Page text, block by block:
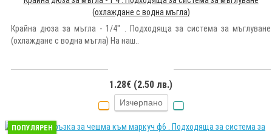
(охлаждане с водна мъгла)
Крайна дюза за мъгла - 1/4'' . Подходяща за система за мъглуване
(охлаждане с водна мъгла) На наш..
1.28€ (2.50 лв.)
Изчерпано
ПОПУЛЯРЕН